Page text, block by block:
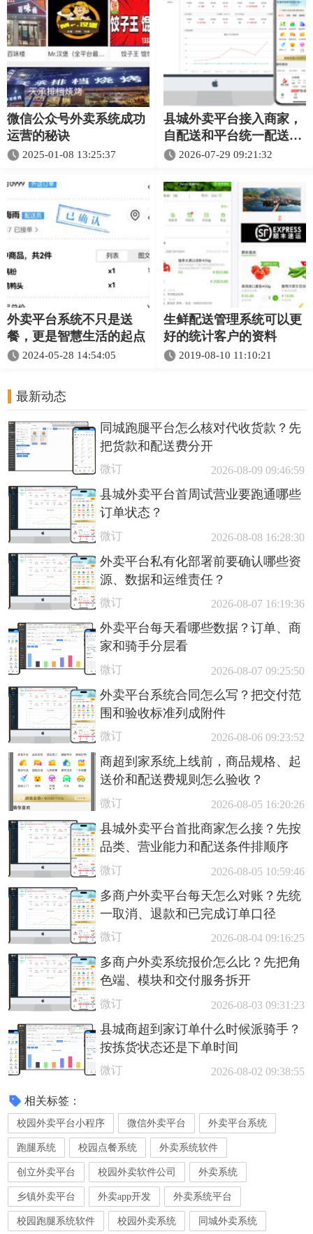
微信公众号外卖系统成功
运营的秘诀
2025-01-08 13:25:37
县城外卖平台接入商家，
自配送和平台统一配送怎
么分工？
2026-07-29 09:21:32
外卖平台系统不只是送
餐，更是智慧生活的起点
2024-05-28 14:54:05
生鲜配送管理系统可以更
好的统计客户的资料
2019-08-10 11:10:21
最新动态
同城跑腿平台怎么核对代收货款？先
把货款和配送费分开
微订 2026-08-09 09:46:59
县城外卖平台首周试营业要跑通哪些
订单状态？
微订 2026-08-08 16:28:30
外卖平台私有化部署前要确认哪些资
源、数据和运维责任？
微订 2026-08-07 16:19:36
外卖平台每天看哪些数据？订单、商
家和骑手分层看
微订 2026-08-07 09:25:50
外卖平台系统合同怎么写？把交付范
围和验收标准列成附件
微订 2026-08-06 09:23:52
商超到家系统上线前，商品规格、起
送价和配送费规则怎么验收？
微订 2026-08-05 16:20:26
县城外卖平台首批商家怎么接？先按
品类、营业能力和配送条件排顺序
微订 2026-08-05 10:59:46
多商户外卖平台每天怎么对账？先统
一取消、退款和已完成订单口径
微订 2026-08-04 09:16:25
多商户外卖系统报价怎么比？先把角
色端、模块和交付服务拆开
微订 2026-08-03 09:31:23
县城商超到家订单什么时候派骑手？
按拣货状态还是下单时间
微订 2026-08-02 09:38:55
相关标签：
校园外卖平台小程序 微信外卖平台 外卖平台系统
跑腿系统 校园点餐系统 外卖系统软件
创立外卖平台 校园外卖软件公司 外卖系统
乡镇外卖平台 外卖app开发 外卖系统平台
校园跑腿系统软件 校园外卖系统 同城外卖系统